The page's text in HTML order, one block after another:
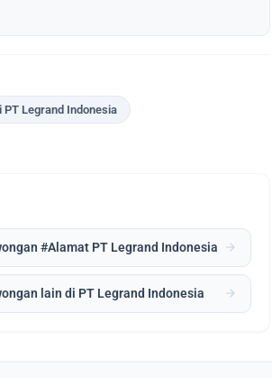
PT Legrand Indonesia
#Alamat PT Legrand Indonesia arrow_forward
lain di PT Legrand Indonesia arrow_forward